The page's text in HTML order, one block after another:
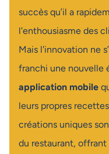
succès qu’il a
l'enthousiasme des
Mais l'innovation ne
franchi une nouvelle
application mobile
leurs propres
créations uniques
du restaurant, offrant